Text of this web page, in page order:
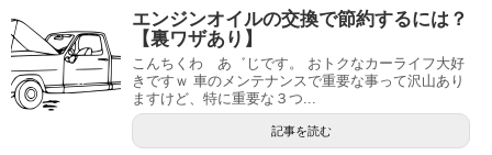
エンジンオイルの交換で節約するには？
【裏ワザあり】
こんちくわ あ゛じです。 おトクなカーライフ大好
きですｗ 車のメンテナンスで重要な事って沢山あり
ますけど、特に重要な３つ...
記事を読む